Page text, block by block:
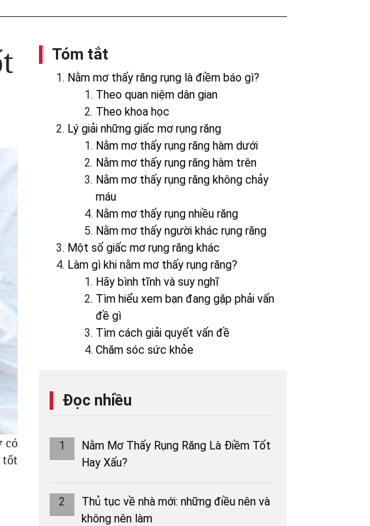
có
tốt
Tóm tắt
Nằm mơ thấy răng rụng là điềm báo gì?
Theo quan niệm dân gian
Theo khoa học
Lý giải những giấc mơ rụng răng
Nằm mơ thấy rụng răng hàm dưới
Nằm mơ thấy rụng răng hàm trên
Nằm mơ thấy rụng răng không chảy
máu
Nằm mơ thấy rụng nhiều răng
Nằm mơ thấy người khác rụng răng
Một số giấc mơ rụng răng khác
Làm gì khi nằm mơ thấy rụng răng?
Hãy bình tĩnh và suy nghĩ
Tìm hiểu xem bạn đang gặp phải vấn
đề gì
Tìm cách giải quyết vấn đề
Chăm sóc sức khỏe
Đọc nhiều
1
Nằm Mơ Thấy Rụng Răng Là Điềm Tốt
Hay Xấu?
2
Thủ tục về nhà mới: những điều nên và
không nên làm